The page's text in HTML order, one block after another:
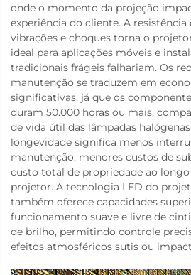
onde o momento da projeção
experiência do cliente. A resistência
vibrações e choques torna o
ideal para aplicações móveis e
tradicionais frágeis falhariam. Os
manutenção se traduzem em
significativas, já que os
duram 50.000 horas ou mais,
de vida útil das lâmpadas
longevidade significa menos
manutenção, menores custos de
custo total de propriedade ao
projetor. A tecnologia LED do
também oferece capacidades
funcionamento suave e livre de
de brilho, permitindo controle
efeitos atmosféricos sutis ou